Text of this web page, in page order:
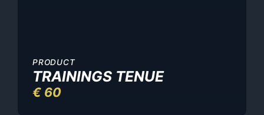
PRODUCT
TRAININGS TENUE
€ 60